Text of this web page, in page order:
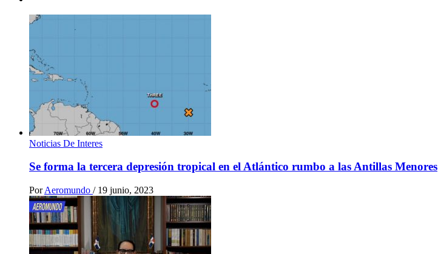
Noticias De Interes
Se forma la tercera depresión tropical en el Atlántico rumbo a las Antillas Menores
Por Aeromundo / 19 junio, 2023